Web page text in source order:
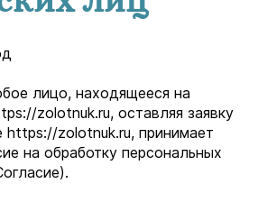
лицо, находящееся на
zolotnuk.ru, оставляя заявку
https://zolotnuk.ru, принимает
на обработку персональных